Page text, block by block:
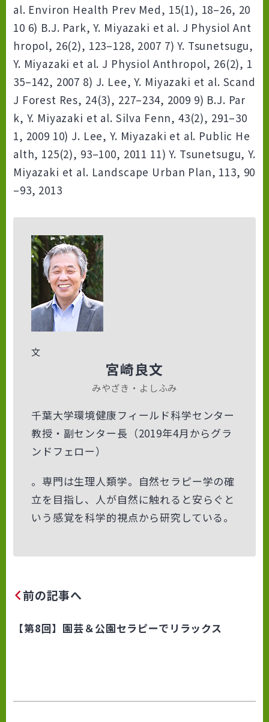
al. Environ Health Prev Med, 15(1), 18–26, 20
10 6) B.J. Park, Y. Miyazaki et al. J Physiol Ant
hropol, 26(2), 123–128, 2007 7) Y. Tsunetsugu,
Y. Miyazaki et al. J Physiol Anthropol, 26(2), 1
35–142, 2007 8) J. Lee, Y. Miyazaki et al. Scand
J Forest Res, 24(3), 227–234, 2009 9) B.J. Par
k, Y. Miyazaki et al. Silva Fenn, 43(2), 291–30
1, 2009 10) J. Lee, Y. Miyazaki et al. Public He
alth, 125(2), 93–100, 2011 11) Y. Tsunetsugu, Y.
Miyazaki et al. Landscape Urban Plan, 113, 90
–93, 2013
文
宮崎良文
みやざき・よしふみ
千葉大学環境健康フィールド科学センター
教授・副センター長 （2019年4月からグラ
ンドフェロー）
。専門は生理人類学。自然セラピー学の確
立を目指し、人が自然に触れると安らぐと
いう感覚を科学的視点から研究している。
前の記事へ
【第8回】園芸＆公園セラピーでリラックス